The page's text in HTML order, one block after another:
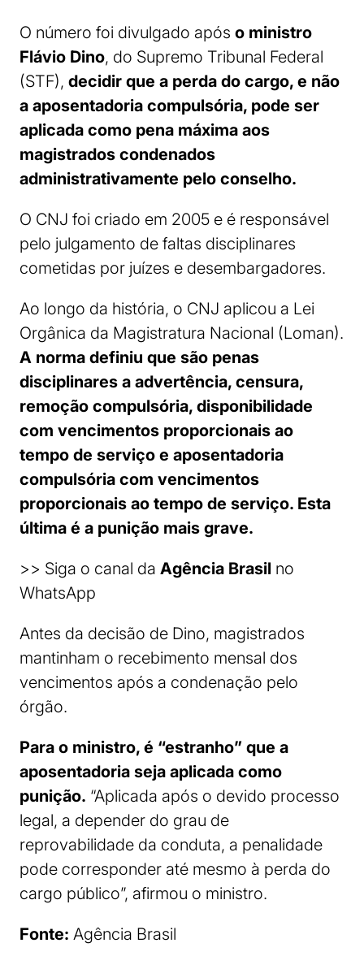
O número foi divulgado após o ministro
Flávio Dino, do Supremo Tribunal Federal
(STF), decidir que a perda do cargo, e não
a aposentadoria compulsória, pode ser
aplicada como pena máxima aos
magistrados condenados
administrativamente pelo conselho.
O CNJ foi criado em 2005 e é responsável
pelo julgamento de faltas disciplinares
cometidas por juízes e desembargadores.
Ao longo da história, o CNJ aplicou a Lei
Orgânica da Magistratura Nacional (Loman).
A norma definiu que são penas
disciplinares a advertência, censura,
remoção compulsória, disponibilidade
com vencimentos proporcionais ao
tempo de serviço e aposentadoria
compulsória com vencimentos
proporcionais ao tempo de serviço. Esta
última é a punição mais grave.
>> Siga o canal da Agência Brasil no
WhatsApp
Antes da decisão de Dino, magistrados
mantinham o recebimento mensal dos
vencimentos após a condenação pelo
órgão.
Para o ministro, é “estranho” que a
aposentadoria seja aplicada como
punição. “Aplicada após o devido processo
legal, a depender do grau de
reprovabilidade da conduta, a penalidade
pode corresponder até mesmo à perda do
cargo público”, afirmou o ministro.
Fonte: Agência Brasil